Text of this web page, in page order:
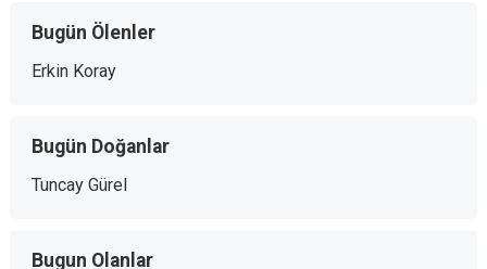
Bugün Ölenler
Erkin Koray
Bugün Doğanlar
Tuncay Gürel
Bugun Olanlar